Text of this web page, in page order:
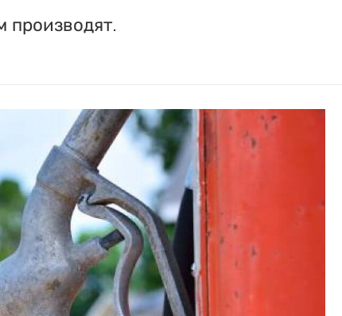
производят.